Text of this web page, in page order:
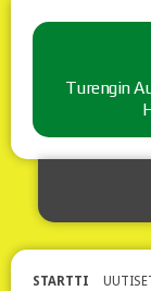
Turengin
STARTTI